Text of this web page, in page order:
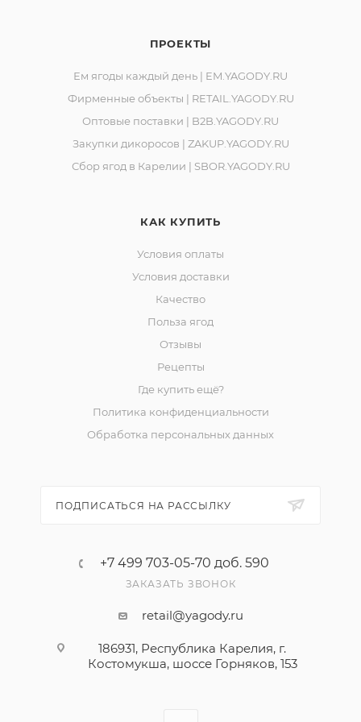
ПРОЕКТЫ
Ем ягоды каждый день | EM.YAGODY.RU
Фирменные объекты | RETAIL.YAGODY.RU
Оптовые поставки | B2B.YAGODY.RU
Закупки дикоросов | ZAKUP.YAGODY.RU
Сбор ягод в Карелии | SBOR.YAGODY.RU
КАК КУПИТЬ
Условия оплаты
Условия доставки
Качество
Польза ягод
Отзывы
Рецепты
Где купить ещё?
Политика конфиденциальности
Обработка персональных данных
ПОДПИСАТЬСЯ НА РАССЫЛКУ
+7 499 703-05-70 доб. 590
ЗАКАЗАТЬ ЗВОНОК
retail@yagody.ru
186931, Республика Карелия, г.
Костомукша, шоссе Горняков, 153